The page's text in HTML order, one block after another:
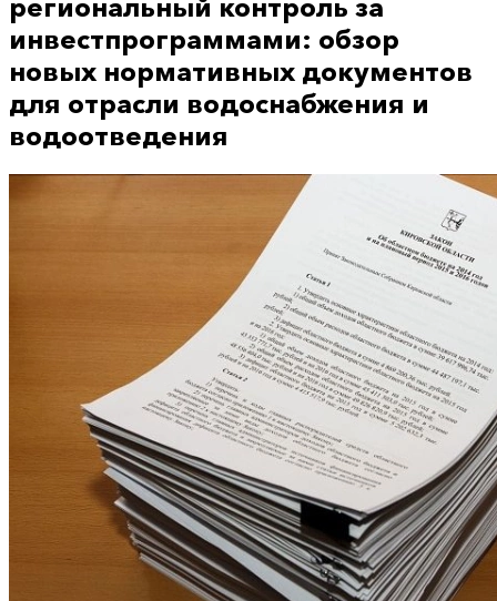
региональный контроль за
инвестпрограммами: обзор
новых нормативных документов
для отрасли водоснабжения и
водоотведения